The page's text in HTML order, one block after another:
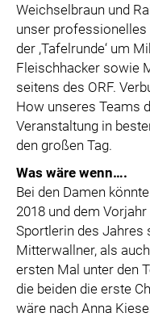
Weichselbraun und
unser professionelles
der ,Tafelrunde‘ um
Fleischhacker sowie
seitens des ORF.
How unseres Teams
Veranstaltung in
den großen Tag.
Was wäre wenn….
Bei den Damen
2018 und dem
Sportlerin des Jahres
Mitterwallner, als
ersten Mal unter den
die beiden die erste
wäre nach Anna